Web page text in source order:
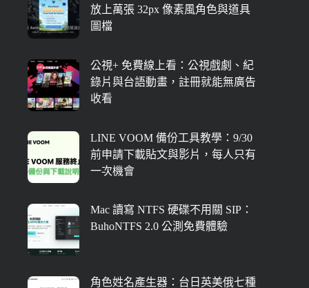
放上萬張 32px 像素風角色與道具
圖檔
公視+ 免費線上看：公視戲劇、紀
錄片與台語動畫，註冊就能無廣告
收看
LINE VOOM 備份工具教學：9/30
前申請下載貼文與影片，每人只有
一次機會
Mac 讀寫 NTFS 硬碟不用關 SIP：
BuhoNTFS 2.0 公測免費體驗
角色姓名產生器：台日英美俄七種